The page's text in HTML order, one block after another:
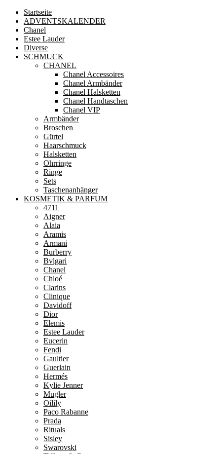
Startseite
ADVENTSKALENDER
Chanel
Estee Lauder
Diverse
SCHMUCK
CHANEL
Chanel Accessoires
Chanel Armbänder
Chanel Halsketten
Chanel Handtaschen
Chanel VIP
Armbänder
Broschen
Gürtel
Haarschmuck
Halsketten
Ohrringe
Ringe
Sets
Taschenanhänger
KOSMETIK & PARFUM
4711
Aigner
Alaia
Aramis
Armani
Burberry
Bvlgari
Chanel
Chloé
Clarins
Clinique
Davidoff
Dior
Elemis
Estee Lauder
Eucerin
Fendi
Gaultier
Guerlain
Hermés
Kylie Jenner
Mugler
Oilily
Paco Rabanne
Prada
Rituals
Sisley
Swarovski